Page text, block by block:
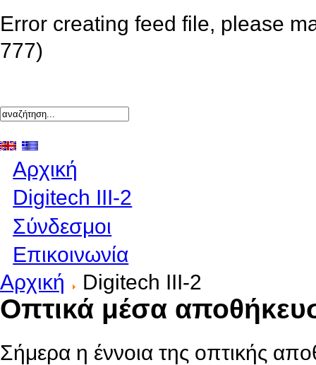
Error creating feed file, please
777)
Αρχική
Digitech III-2
Σύνδεσμοι
Επικοινωνία
Αρχική
Digitech III-2
Οπτικά μέσα
Σήμερα η έννοια της οπτικής